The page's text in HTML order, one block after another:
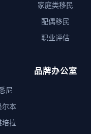
家庭类移民
配偶移民
职业评估
品牌办公室
尼
尔本
培拉